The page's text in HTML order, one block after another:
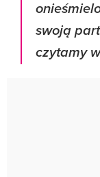
swoją
czytamy